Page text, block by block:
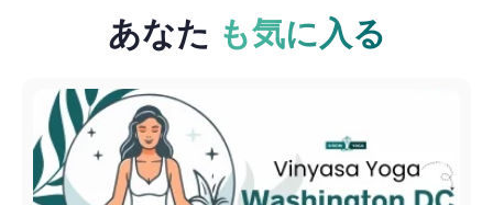
あなた も気に入る